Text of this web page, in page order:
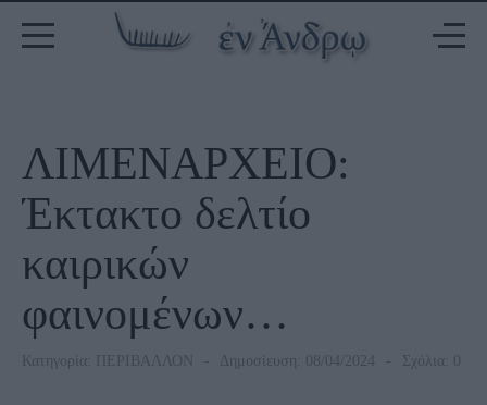
ΛΙΜΕΝΑΡΧΕΙΟ:
Έκτακτο δελτίο
καιρικών
φαινομένων…
Κατηγορία: ΠΕΡΙΒΑΛΛΟΝ Δημοσίευση: 08/04/2024 Σχόλια: 0